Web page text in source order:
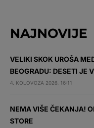
NAJNOVIJE
VELIKI SKOK UROŠA
BEOGRADU: DESETI JE
4. KOLOVOZA 2026. 16:11
NEMA VIŠE ČEKANJA!
STORE